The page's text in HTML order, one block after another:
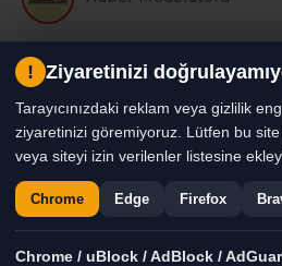
! Ziyaretinizi
Tarayıcınızdaki reklam veya gizlilik
ziyaretinizi göremiyoruz. Lütfen bu
veya siteyi izin verilenler listesine
Chrome Edge Firefox
Chrome / uBlock / AdBlock /